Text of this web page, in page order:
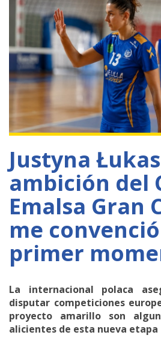
Justyna
ambición del
Emalsa Gran
me
primer
La internacional polaca
disputar competiciones
proyecto amarillo son
alicientes de esta nueva etapa